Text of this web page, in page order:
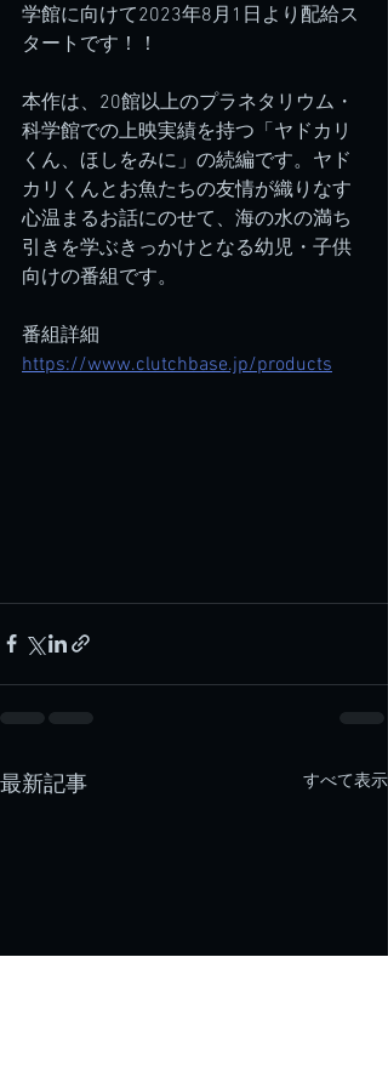
学館に向けて2023年8月1日より配給ス
タートです！！
本作は、20館以上のプラネタリウム・
科学館での上映実績を持つ「ヤドカリ
くん、ほしをみに」の続編です。ヤド
カリくんとお魚たちの友情が織りなす
心温まるお話にのせて、海の水の満ち
引きを学ぶきっかけとなる幼児・子供
向けの番組です。
番組詳細
https://www.clutchbase.jp/products
最新記事 すべて表示